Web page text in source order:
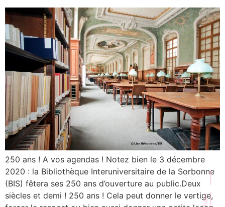
250 ans ! A vos agendas ! Notez bien le 3 décembre
2020 : la Bibliothèque Interuniversitaire de la Sorbonne
(BIS) fêtera ses 250 ans d’ouverture au public.Deux
siècles et demi ! 250 ans ! Cela peut donner le vertige,